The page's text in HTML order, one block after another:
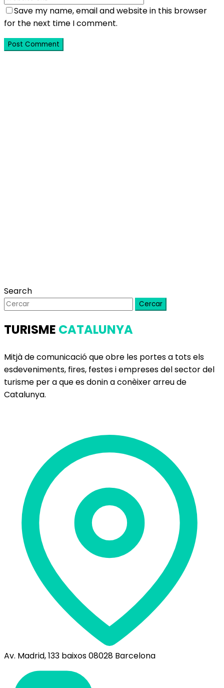
Save my name, email and website in this browser
for the next time I comment.
Search
Cercar
TURISME CATALUNYA
Mitjà de comunicació que obre les portes a tots els
esdeveniments, fires, festes i empreses del sector del
turisme per a que es donin a conèixer arreu de
Catalunya.
Av. Madrid, 133 baixos 08028 Barcelona